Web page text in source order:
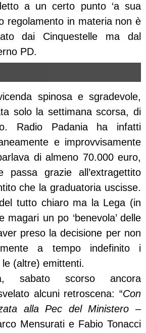
a un certo punto ‘a sua
regolamento in materia non è
dai Cinquestelle ma dal
PD.
spinosa e sgradevole,
solo la settimana scorsa, di
Radio Padania ha infatti
e improvvisamente
di almeno 70.000 euro,
passa grazie all’extragettito
che la graduatoria uscisse.
tutto chiaro ma la Lega (in
magari un po ‘benevola’ delle
preso la decisione per non
a tempo indefinito i
(altre) emittenti.
sabato scorso ancora
alcuni retroscena: “Con
alla Pec del Ministero –
Mensurati e Fabio Tonacci